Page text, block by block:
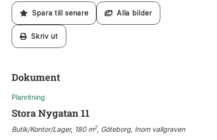
Spara till senare Alla bilder
Skriv ut
Dokument
Planritning
Stora Nygatan 11
Butik/Kontor/Lager, 180 m2, Göteborg, Inom vallgraven